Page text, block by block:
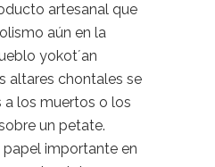
artesanal que
aún en la
yokot´an
altares chontales se
a los muertos o los
un petate.
papel importante en